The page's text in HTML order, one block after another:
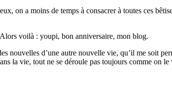
on a moins de temps à consacrer à toutes ces
voilà : youpi, bon anniversaire, mon blog.
nouvelles d’une autre nouvelle vie, qu’il me soit
la vie, tout ne se déroule pas toujours comme on